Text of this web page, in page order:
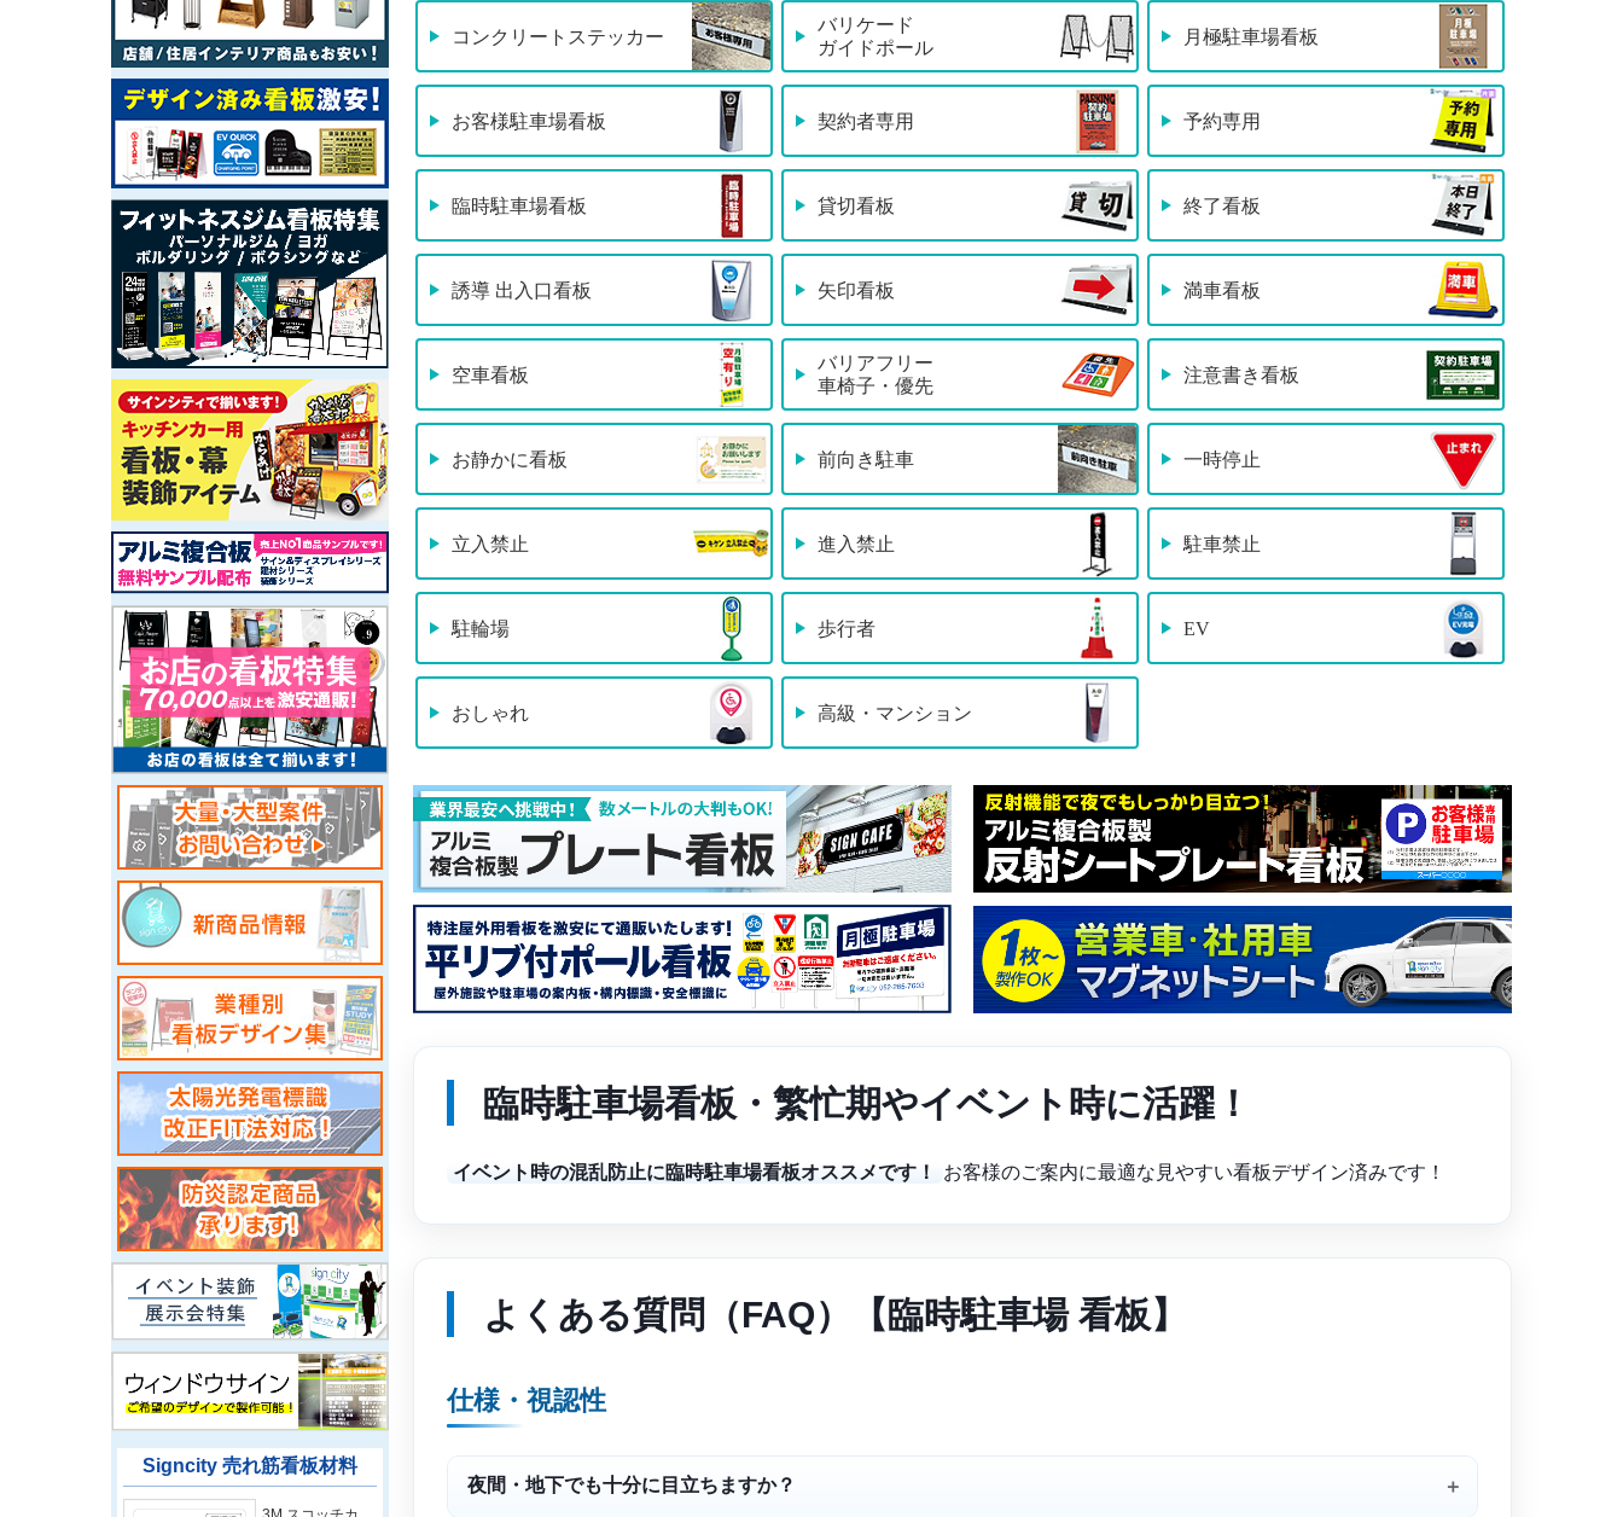
コンクリートステッカー
バリケード
ガイドポール
月極駐車場看板
お客様駐車場看板 契約者専用 予約専用
臨時駐車場看板 貸切看板 終了看板
誘導 出入口看板 矢印看板 満車看板
空車看板
バリアフリー
車椅子・優先
注意書き看板
お静かに看板 前向き駐車 一時停止
立入禁止 進入禁止 駐車禁止
駐輪場 歩行者 EV
おしゃれ 高級・マンション
臨時駐車場看板・繁忙期やイベント時に活躍！
イベント時の混乱防止に臨時駐車場看板オススメです！ お客様のご案内に最適な見やすい看板デザイン済みです！
よくある質問（FAQ）【臨時駐車場 看板】
仕様・視認性
夜間・地下でも十分に目立ちますか？
Signcity 売れ筋看板材料